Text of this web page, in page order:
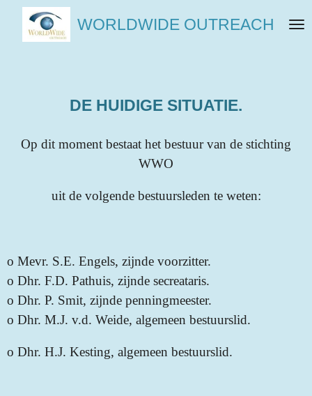
direct
WORLDWIDE OUTREACH
DE HUIDIGE SITUATIE.
Op dit moment bestaat het bestuur van de stichting
WWO
uit de volgende bestuursleden te weten:
o Mevr. S.E. Engels, zijnde voorzitter.
o Dhr. F.D. Pathuis, zijnde secreataris.
o Dhr. P. Smit, zijnde penningmeester.
o Dhr. M.J. v.d. Weide, algemeen bestuurslid.
o Dhr. H.J. Kesting, algemeen bestuurslid.